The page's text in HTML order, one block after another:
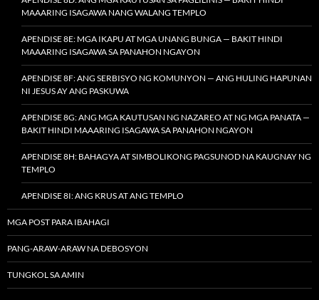
MAAARING ISAGAWA NANG WALANG TEMPLO
APENDISE 8E: MGA IKAPU AT MGA UNANG BUNGA — BAKIT HINDI
MAAARING ISAGAWA SA PANAHON NGAYON
APENDISE 8F: ANG SERBISYO NG KOMUNYON — ANG HULING HAPUNAN
NI JESUS AY ANG PASKUWA
APENDISE 8G: ANG MGA KAUTUSAN NG NAZAREO AT NG MGA PANATA —
BAKIT HINDI MAAARING ISAGAWA SA PANAHON NGAYON
APENDISE 8H: BAHAGYA AT SIMBOLIKONG PAGSUNOD NA KAUGNAY NG
TEMPLO
APENDISE 8I: ANG KRUS AT ANG TEMPLO
MGA POST PARA IBAHAGI
PANG-ARAW-ARAW NA DEBOSYON
TUNGKOL SA AMIN